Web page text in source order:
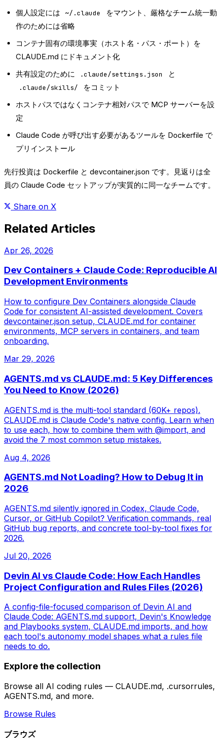
個人設定には ~/.claude
をマウント、厳格なチーム統一動
作のためには省略
コンテナ固有の環境事実（ホスト名・パス・ポート）を
CLAUDE.md にドキュメント化
共有設定のために
.claude/settings.json と
.claude/skills/
をコミット
ホストパスではなくコンテナ相対パスで MCP サーバーを設
定
Claude Code が呼び出す必要があるツールを Dockerfile で
プリインストール
先行投資は Dockerfile と devcontainer.json です。見返りは全
員の Claude Code セットアップが実質的に同一なチームです。
Share on X
Related Articles
Apr 26, 2026
Dev Containers + Claude Code: Reproducible AI
Development Environments
How to configure Dev Containers alongside Claude
Code for consistent AI-assisted development. Covers
devcontainer.json setup, CLAUDE.md for container
environments, MCP servers in containers, and team
onboarding.
Mar 29, 2026
AGENTS.md vs CLAUDE.md: 5 Key Differences
You Need to Know (2026)
AGENTS.md is the multi-tool standard (60K+ repos).
CLAUDE.md is Claude Code's native config. Learn when
to use each, how to combine them with @import, and
avoid the 7 most common setup mistakes.
Aug 4, 2026
AGENTS.md Not Loading? How to Debug It in
2026
AGENTS.md silently ignored in Codex, Claude Code,
Cursor, or GitHub Copilot? Verification commands, real
GitHub bug reports, and concrete tool-by-tool fixes for
2026.
Jul 20, 2026
Devin AI vs Claude Code: How Each Handles
Project Configuration and Rules Files (2026)
A config-file-focused comparison of Devin AI and
Claude Code: AGENTS.md support, Devin's Knowledge
and Playbooks system, CLAUDE.md imports, and how
each tool's autonomy model shapes what a rules file
needs to do.
Explore the collection
Browse all AI coding rules — CLAUDE.md, .cursorrules,
AGENTS.md, and more.
Browse Rules
ブラウズ